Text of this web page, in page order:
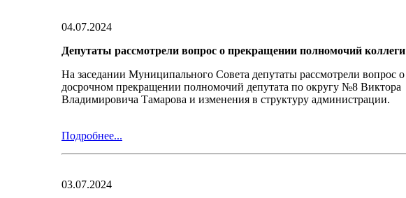
04.07.2024
Депутаты рассмотрели вопрос о прекращении полномочий коллеги
На заседании Муниципального Совета депутаты рассмотрели вопрос о
досрочном прекращении полномочий депутата по округу №8 Виктора
Владимировича Тамарова и изменения в структуру администрации.
Подробнее...
03.07.2024